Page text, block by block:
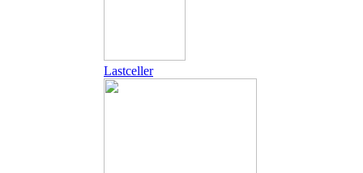
Lastceller